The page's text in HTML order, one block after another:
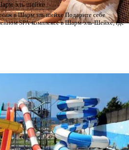
эль шейхе
в Шарм эль шейхе Подарите себе
SPA-комплексе в Шарм-эль-Шейхе, где